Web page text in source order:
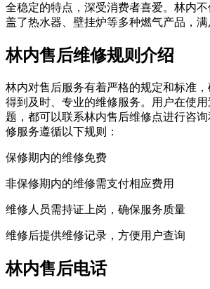
全稳定的特点，深受消费者喜爱。林内
盖了热水器、壁挂炉等多种燃气产品，满
林内售后维修规则介绍
林内对售后服务有着严格的规定和标准
得到及时、专业的维修服务。用户在使
题，都可以联系林内售后维修点进行咨
修服务遵循以下规则：
保修期内的维修免费
非保修期内的维修需支付相应费用
维修人员需持证上岗，确保服务质量
维修后提供维修记录，方便用户查询
林内售后电话